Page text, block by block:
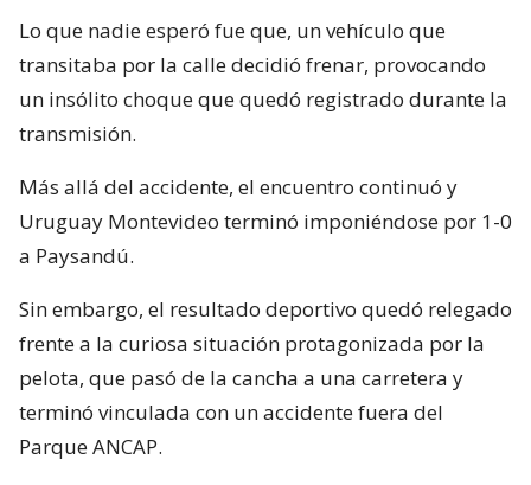
Lo que nadie esperó fue que, un vehículo que
transitaba por la calle decidió frenar, provocando
un insólito choque que quedó registrado durante la
transmisión.
Más allá del accidente, el encuentro continuó y
Uruguay Montevideo terminó imponiéndose por 1-0
a Paysandú.
Sin embargo, el resultado deportivo quedó relegado
frente a la curiosa situación protagonizada por la
pelota, que pasó de la cancha a una carretera y
terminó vinculada con un accidente fuera del
Parque ANCAP.